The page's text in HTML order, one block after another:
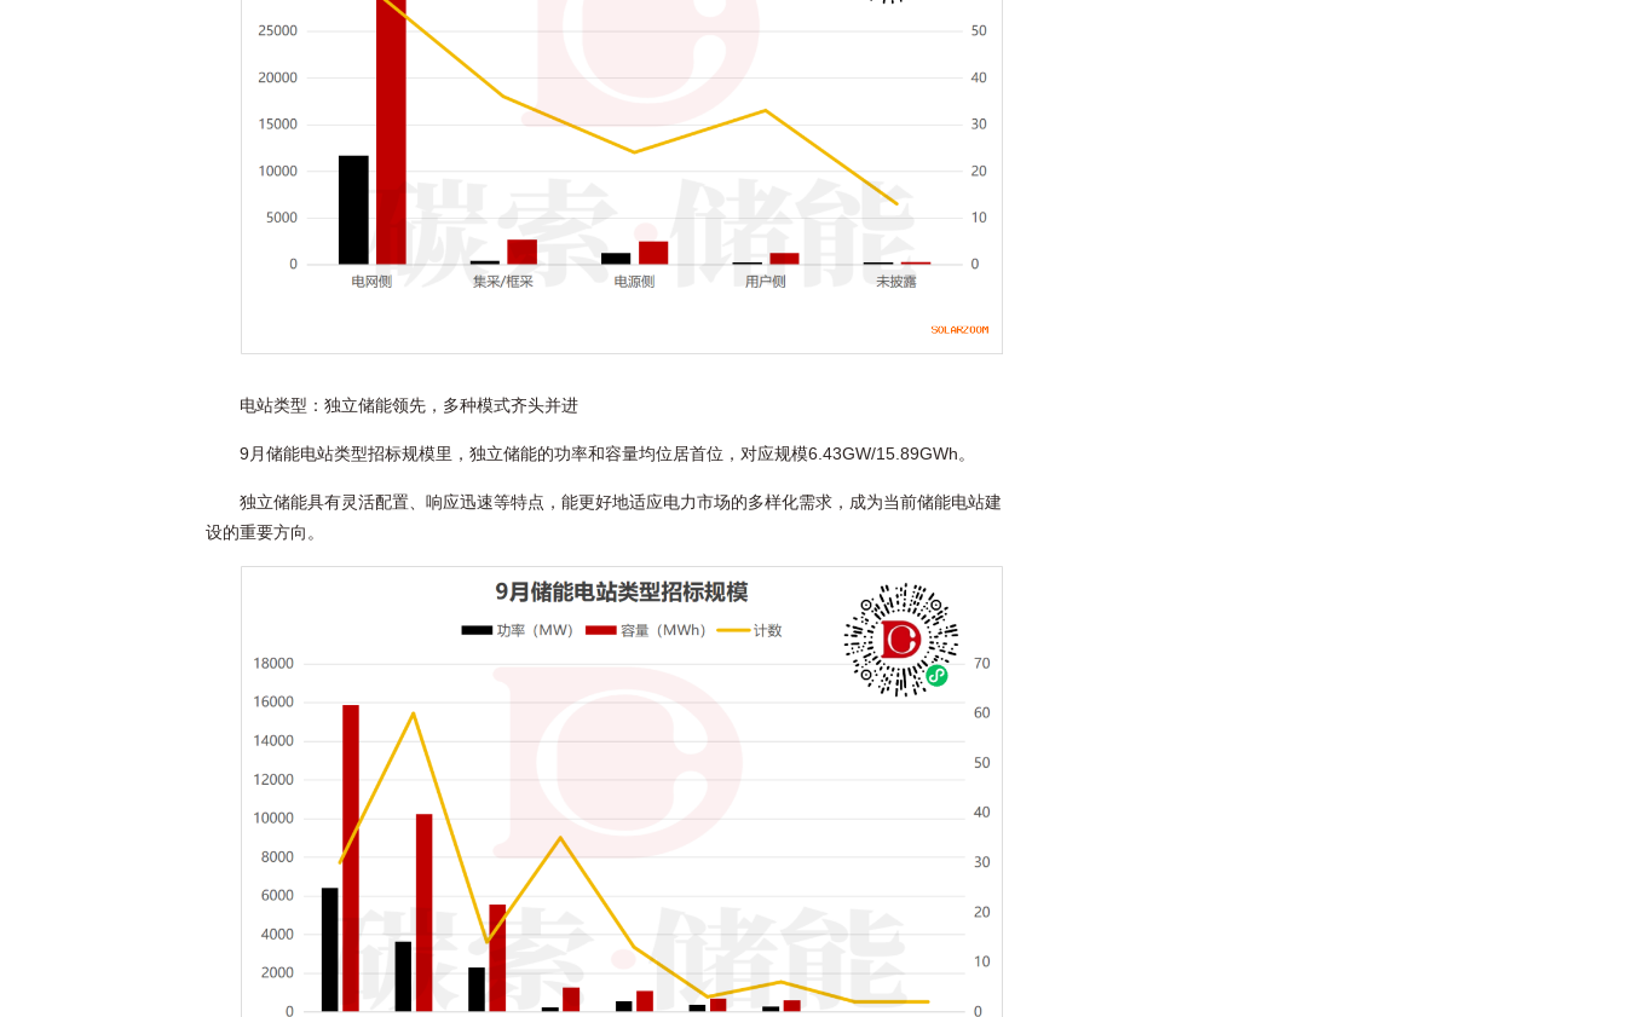
电站类型：独立储能领先，多种模式齐头并进
9月储能电站类型招标规模里，独立储能的功率和容量均位居首位，对应规模6.43GW/15.89GWh。
独立储能具有灵活配置、响应迅速等特点，能更好地适应电力市场的多样化需求，成为当前储能电站建
设的重要方向。